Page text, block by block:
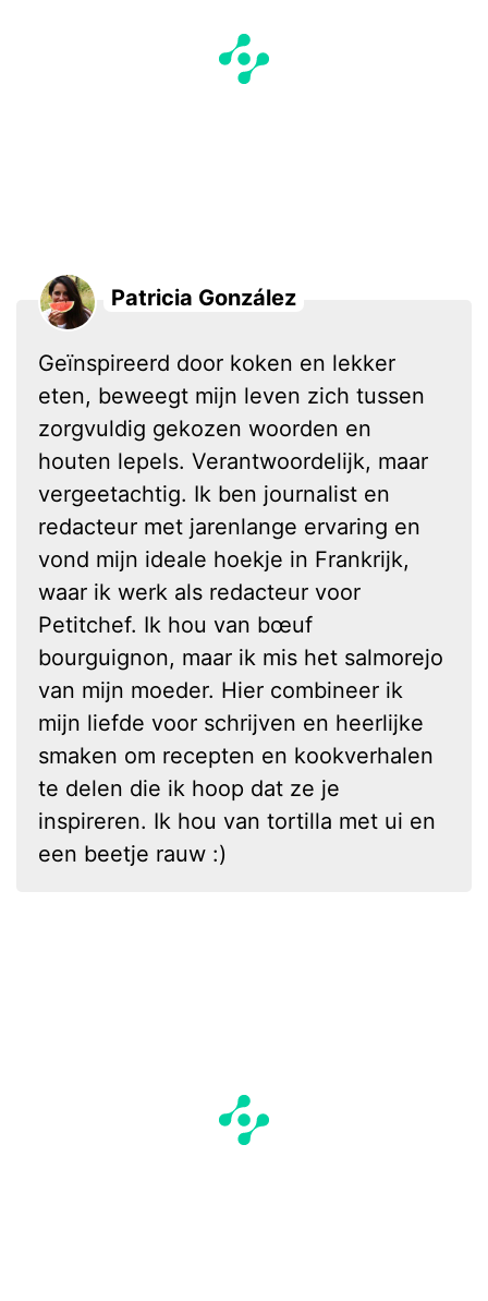
Patricia González
Geïnspireerd door koken en lekker
eten, beweegt mijn leven zich tussen
zorgvuldig gekozen woorden en
houten lepels. Verantwoordelijk, maar
vergeetachtig. Ik ben journalist en
redacteur met jarenlange ervaring en
vond mijn ideale hoekje in Frankrijk,
waar ik werk als redacteur voor
Petitchef. Ik hou van bœuf
bourguignon, maar ik mis het salmorejo
van mijn moeder. Hier combineer ik
mijn liefde voor schrijven en heerlijke
smaken om recepten en kookverhalen
te delen die ik hoop dat ze je
inspireren. Ik hou van tortilla met ui en
een beetje rauw :)